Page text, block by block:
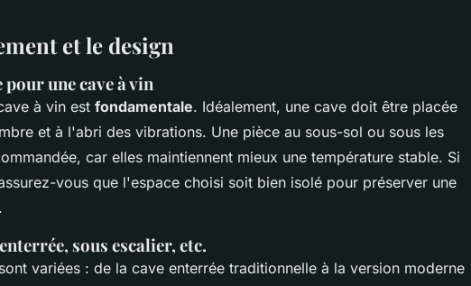
et le design
une cave à vin
à vin est fondamentale. Idéalement, une cave doit être placée
et à l'abri des vibrations. Une pièce au sous-sol ou sous les
car elles maintiennent mieux une température stable. Si
vous que l'espace choisi soit bien isolé pour préserver une
.
sous escalier, etc.
variées : de la cave enterrée traditionnelle à la version moderne